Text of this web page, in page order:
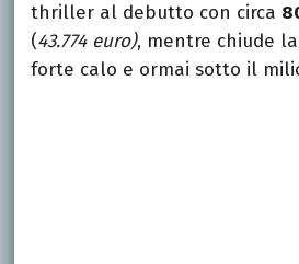
thriller al debutto con circa
(43.774 euro), mentre chiude la
forte calo e ormai sotto il